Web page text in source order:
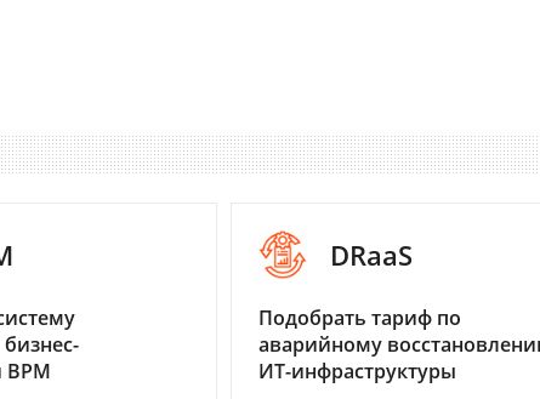
DRaaS
Подобрать тариф по
аварийному
ИТ-инфраструктуры